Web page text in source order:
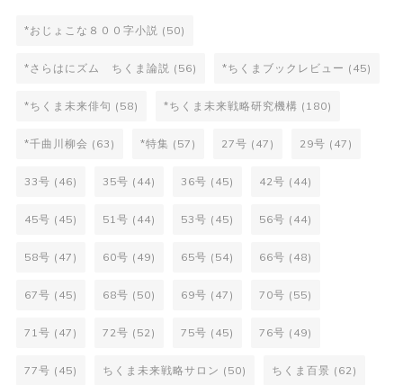
*おじょこな８００字小説 (50)
*さらはにズム ちくま論説 (56) *ちくまブックレビュー (45)
*ちくま未来俳句 (58) *ちくま未来戦略研究機構 (180)
*千曲川柳会 (63) *特集 (57) 27号 (47) 29号 (47)
33号 (46) 35号 (44) 36号 (45) 42号 (44)
45号 (45) 51号 (44) 53号 (45) 56号 (44)
58号 (47) 60号 (49) 65号 (54) 66号 (48)
67号 (45) 68号 (50) 69号 (47) 70号 (55)
71号 (47) 72号 (52) 75号 (45) 76号 (49)
77号 (45) ちくま未来戦略サロン (50) ちくま百景 (62)